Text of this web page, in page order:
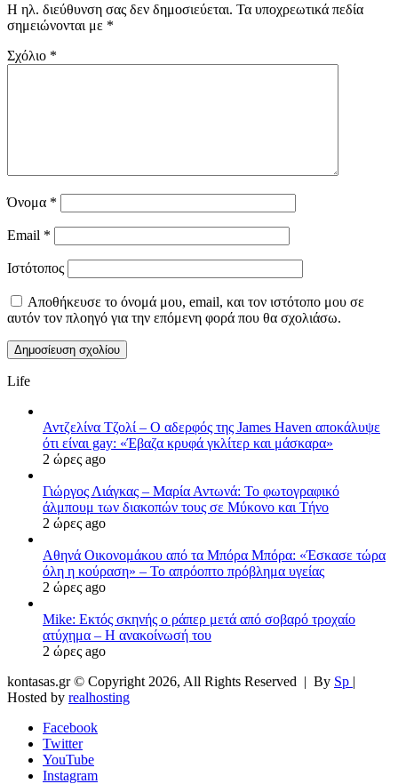
Η ηλ. διεύθυνση σας δεν δημοσιεύεται. Τα υποχρεωτικά πεδία
σημειώνονται με *
Σχόλιο *
Όνομα *
Email *
Ιστότοπος
Αποθήκευσε το όνομά μου, email, και τον ιστότοπο μου σε
αυτόν τον πλοηγό για την επόμενη φορά που θα σχολιάσω.
Life
Αντζελίνα Τζολί – Ο αδερφός της James Haven αποκάλυψε
ότι είναι gay: «Έβαζα κρυφά γκλίτερ και μάσκαρα»
2 ώρες ago
Γιώργος Λιάγκας – Μαρία Αντωνά: Το φωτογραφικό
άλμπουμ των διακοπών τους σε Μύκονο και Τήνο
2 ώρες ago
Αθηνά Οικονομάκου από τα Μπόρα Μπόρα: «Έσκασε τώρα
όλη η κούραση» – Το απρόοπτο πρόβλημα υγείας
2 ώρες ago
Mike: Εκτός σκηνής ο ράπερ μετά από σοβαρό τροχαίο
ατύχημα – Η ανακοίνωσή του
2 ώρες ago
kontasas.gr © Copyright 2026, All Rights Reserved | By Sp |
Hosted by realhosting
Facebook
Twitter
YouTube
Instagram